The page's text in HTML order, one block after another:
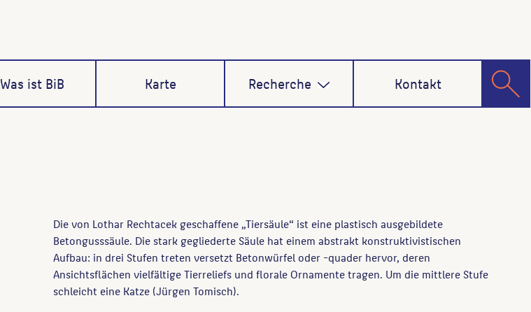
Was ist BiB Karte Recherche Kontakt
Die von Lothar Rechtacek geschaffene „Tiersäule“ ist eine plastisch ausgebildete
Betongusssäule. Die stark gegliederte Säule hat einem abstrakt konstruktivistischen
Aufbau: in drei Stufen treten versetzt Betonwürfel oder -quader hervor, deren
Ansichtsflächen vielfältige Tierreliefs und florale Ornamente tragen. Um die mittlere Stufe
schleicht eine Katze (Jürgen Tomisch).